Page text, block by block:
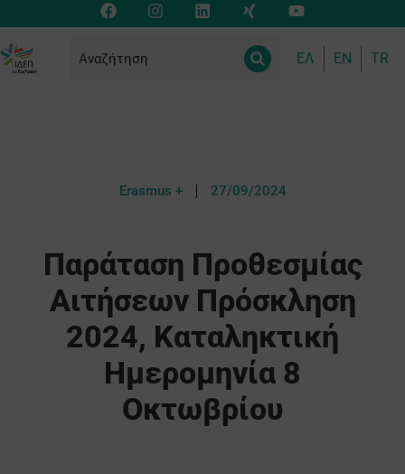
ΕΛ EN TR
Erasmus + 27/09/2024
Παράταση Προθεσμίας
Αιτήσεων Πρόσκληση
2024, Καταληκτική
Ημερομηνία 8
Οκτωβρίου